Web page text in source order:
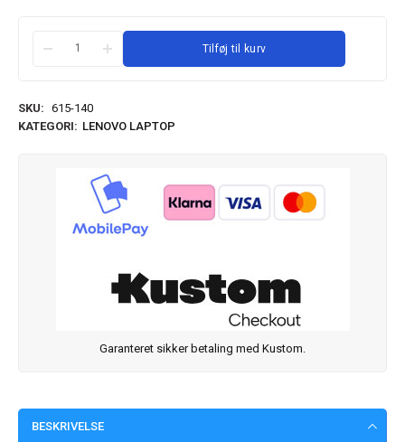
Tilføj til kurv
SKU: 615-140
KATEGORI: LENOVO LAPTOP
Garanteret sikker betaling med Kustom.
BESKRIVELSE